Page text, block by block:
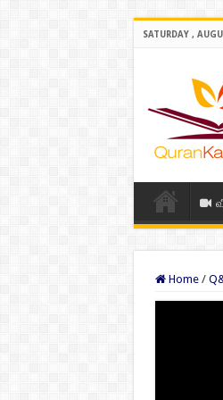
SATURDAY ,
Home /